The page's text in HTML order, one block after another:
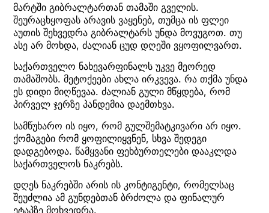
მარტში გიბრალტართან თამაში გველის.
შეურაცხყოფას არავის ვაყენებ, თუმცა ის ფლეი
აუთის შეხვედრა გიბრალტარს უნდა მოვუგოთ. თუ
ასე არ მოხდა, ძალიან ცუდ დღეში ვყოფილვართ.
საქართველო ნახევარფინალს უკვე მეორედ
თამაშობს. მეტოქეები ახლა ირკვევა. რა თქმა უნდა
ეს დიდი მიღწევაა. ძალიან გული მწყდება, რომ
პირველ ჯერზე პანდემია დაემთხვა.
სამწუხარო ის იყო, რომ გულშემატკივარი არ იყო.
ქომაგები რომ ყოფილიყვნენ, სხვა შედეგი
დადგებოდა. წამყვანი ფეხბურთელები დააკლდა
საქართველოს ნაკრებს.
დღეს ნაკრებში არის ის კონტიგენტი, რომელსაც
შეუძლია ამ გუნდებთან ბრძოლა და ფინალურ
ეტაპზე მოხვედრა.